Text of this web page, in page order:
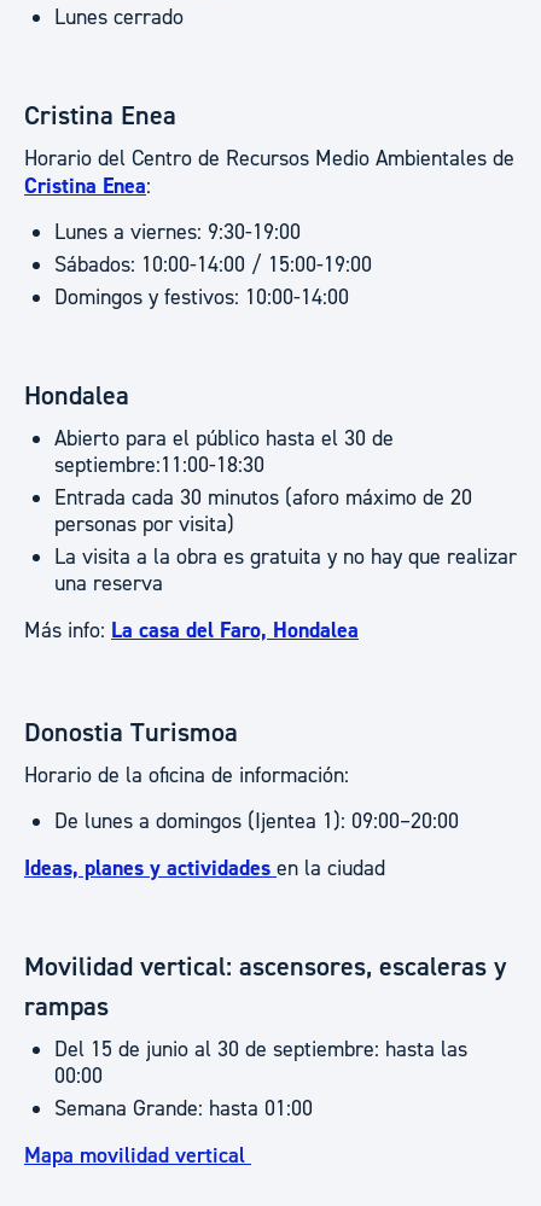
Lunes cerrado
Cristina Enea
Horario del Centro de Recursos Medio Ambientales de
Cristina Enea:
Lunes a viernes: 9:30-19:00
Sábados: 10:00-14:00 / 15:00-19:00
Domingos y festivos: 10:00-14:00
Hondalea
Abierto para el público hasta el 30 de
septiembre:11:00-18:30
Entrada cada 30 minutos (aforo máximo de 20
personas por visita)
La visita a la obra es gratuita y no hay que realizar
una reserva
Más info: La casa del Faro, Hondalea
Donostia Turismoa
Horario de la oficina de información:
De lunes a domingos (Ijentea 1): 09:00–20:00
Ideas, planes y actividades en la ciudad
Movilidad vertical: ascensores, escaleras y
rampas
Del 15 de junio al 30 de septiembre: hasta las
00:00
Semana Grande: hasta 01:00
Mapa movilidad vertical